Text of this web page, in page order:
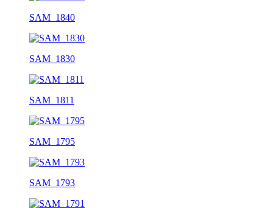
SAM_1840
SAM_1830
SAM_1811
SAM_1795
SAM_1793